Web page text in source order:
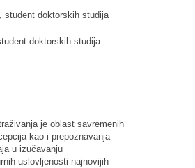
, student doktorskih studija
doktorskih studija
je oblast savremenih
kao i prepoznavanja
u izučavanju
uslovljenosti najnovijih